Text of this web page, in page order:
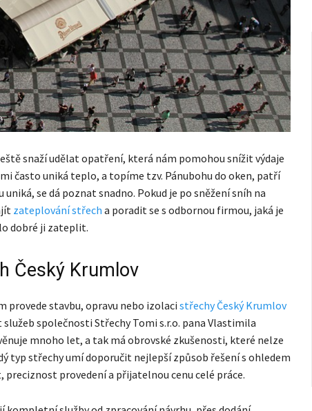
snaží udělat opatření, která nám pomohou snížit výdaje
často uniká teplo, a topíme tzv. Pánubohu do oken, patří
se dá poznat snadno. Pokud je po sněžení sníh na
zateplování střech a poradit se s odbornou firmou, jaká je
dobré ji zateplit.
Český Krumlov
provede stavbu, opravu nebo izolacistřechy Český Krumlov
společnosti Střechy Tomi s.r.o. pana Vlastimila
mnoho let, a tak má obrovské zkušenosti, které nelze
typ střechy umí doporučit nejlepší způsob řešení s ohledem
provedení a přijatelnou cenu celé práce.